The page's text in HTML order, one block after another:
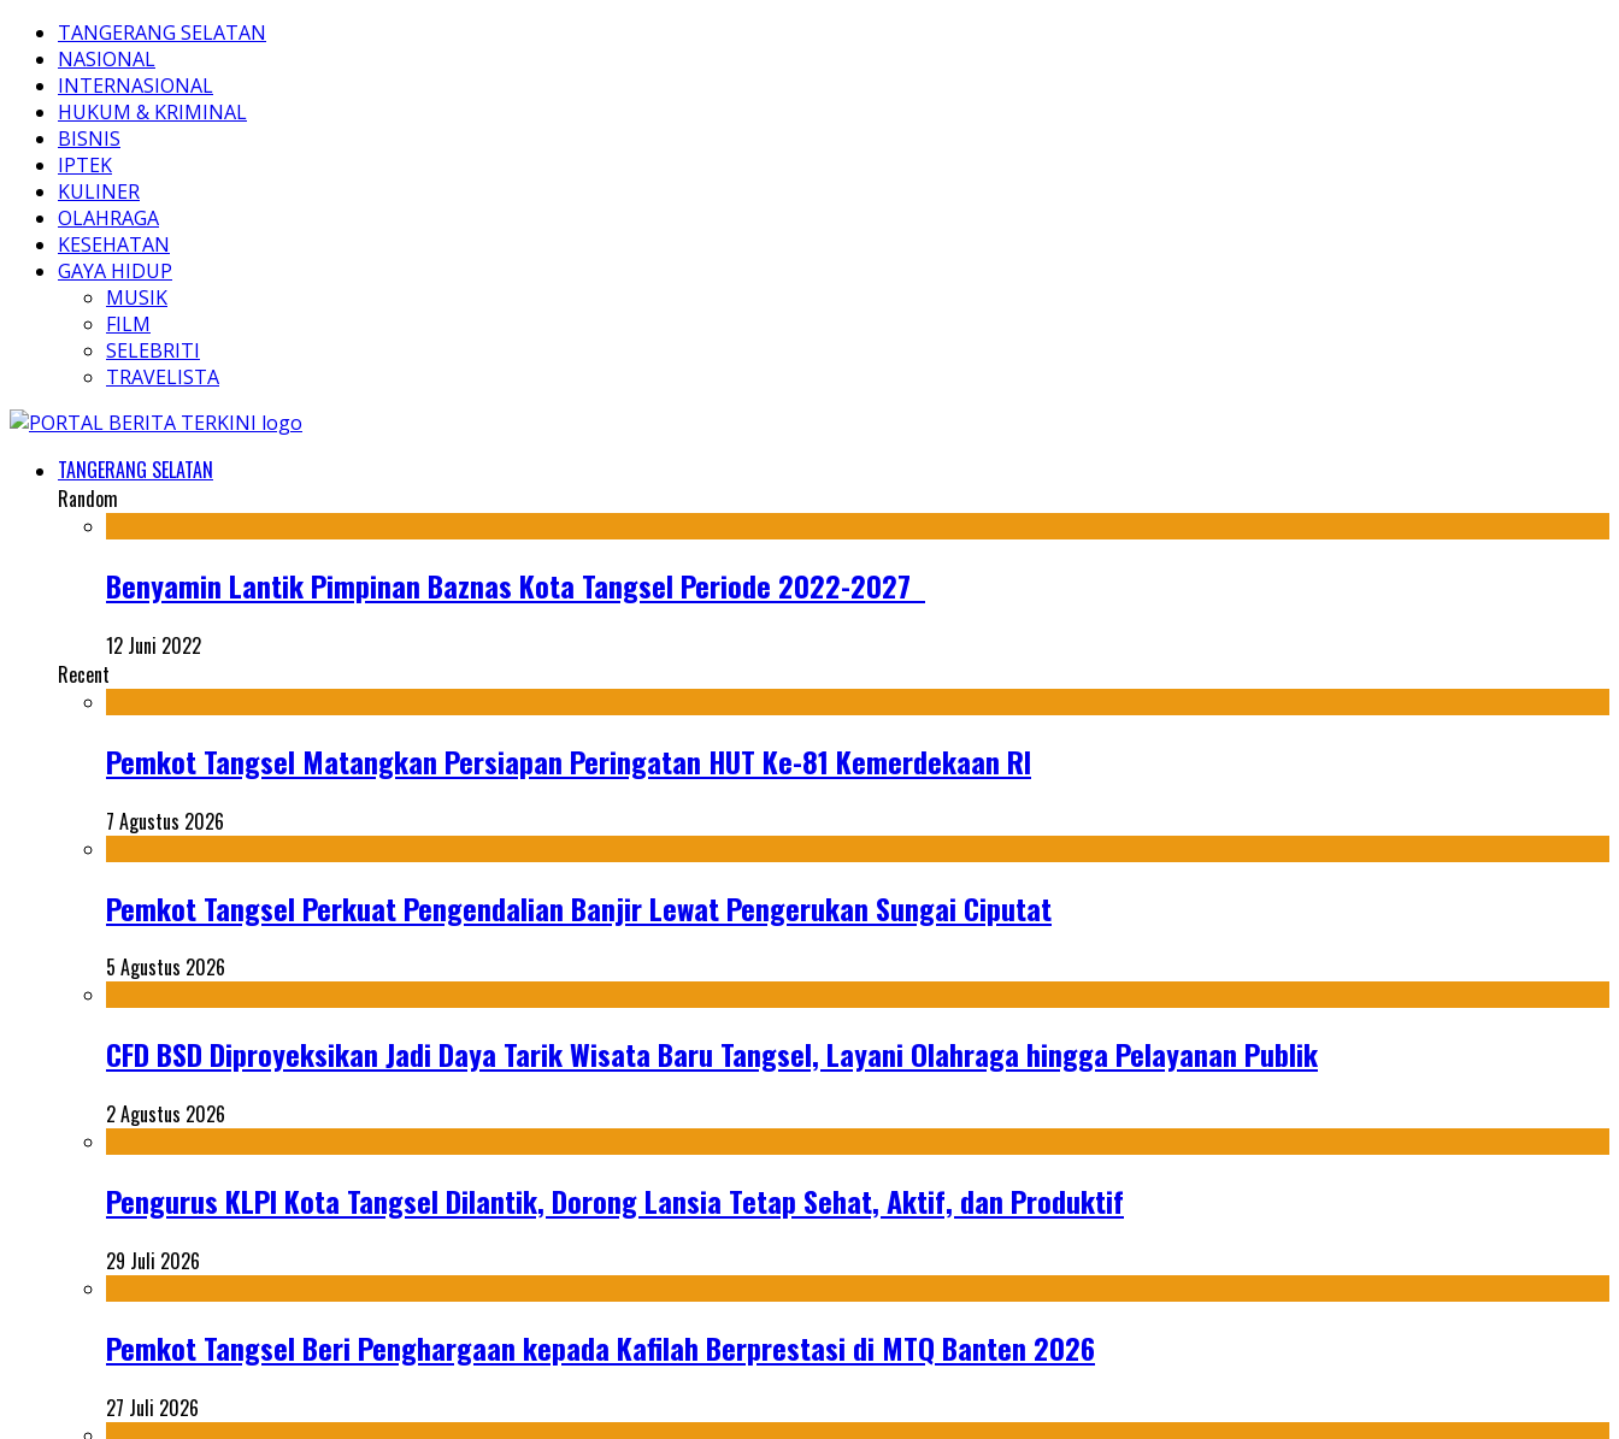
TANGERANG SELATAN
NASIONAL
INTERNASIONAL
HUKUM & KRIMINAL
BISNIS
IPTEK
KULINER
OLAHRAGA
KESEHATAN
GAYA HIDUP
MUSIK
FILM
SELEBRITI
TRAVELISTA
TANGERANG SELATAN
Random
Benyamin Lantik Pimpinan Baznas Kota Tangsel Periode 2022-2027
12 Juni 2022
Recent
Pemkot Tangsel Matangkan Persiapan Peringatan HUT Ke-81 Kemerdekaan RI
7 Agustus 2026
Pemkot Tangsel Perkuat Pengendalian Banjir Lewat Pengerukan Sungai Ciputat
5 Agustus 2026
CFD BSD Diproyeksikan Jadi Daya Tarik Wisata Baru Tangsel, Layani Olahraga hingga Pelayanan Publik
2 Agustus 2026
Pengurus KLPI Kota Tangsel Dilantik, Dorong Lansia Tetap Sehat, Aktif, dan Produktif
29 Juli 2026
Pemkot Tangsel Beri Penghargaan kepada Kafilah Berprestasi di MTQ Banten 2026
27 Juli 2026